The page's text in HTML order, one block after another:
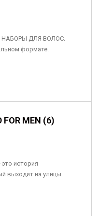
НАБОРЫ ДЛЯ ВОЛОС.
формате.
FOR MEN (6)
это история
выходит на улицы